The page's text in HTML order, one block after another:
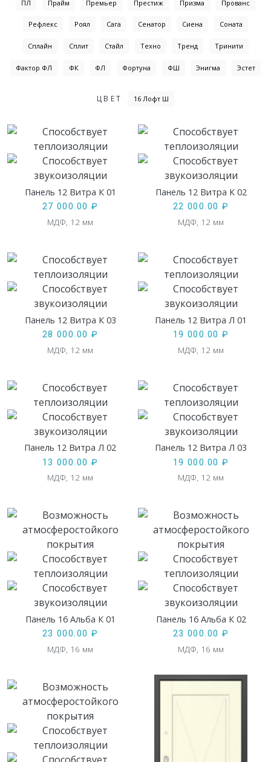
ПЛ Прайм Премьер Престиж Призма Прованс
Рефлекс Роял Сага Сенатор Сиена Соната
Сплайн Сплит Стайл Техно Тренд Тринити
Фактор ФЛ ФК ФЛ Фортуна ФШ Энигма Эстет
ЦВЕТ 16 Лофт Ш
Панель 12 Витра К 01
27 000.00 ₽
МДФ, 12 мм
Панель 12 Витра К 02
22 000.00 ₽
МДФ, 12 мм
Панель 12 Витра К 03
28 000.00 ₽
МДФ, 12 мм
Панель 12 Витра Л 01
19 000.00 ₽
МДФ, 12 мм
Панель 12 Витра Л 02
13 000.00 ₽
МДФ, 12 мм
Панель 12 Витра Л 03
19 000.00 ₽
МДФ, 12 мм
Панель 16 Альба К 01
23 000.00 ₽
МДФ, 16 мм
Панель 16 Альба К 02
23 000.00 ₽
МДФ, 16 мм